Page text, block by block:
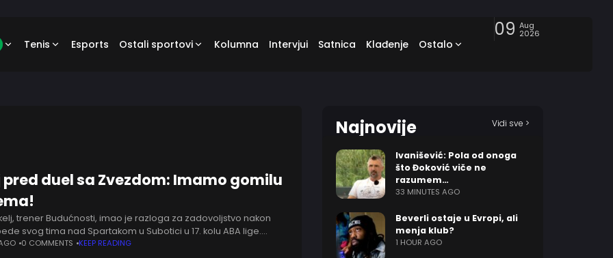
Tenis Esports Ostali sportovi Kolumna Intervjui Satnica Klađenje Ostalo
09 Aug
2026
pred duel sa Zvezdom: Imamo gomilu
trener Budućnosti, imao je razloga za zadovoljstvo nakon
svog tima nad Spartakom u Subotici u 17. kolu ABA lige.
su posle slabijeg prvog poluvremena uspeli
0 COMMENTS KEEP READING
Najnovije Vidi sve >
Ivanišević: Pola od onoga
što Đoković viče ne
razumem…
33 MINUTES AGO
Beverli ostaje u Evropi, ali
menja klub?
1 HOUR AGO